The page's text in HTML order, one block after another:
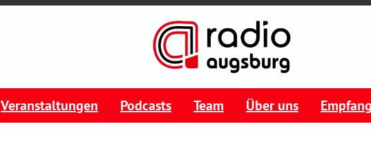
Veranstaltungen Podcasts Team Über uns Empfang